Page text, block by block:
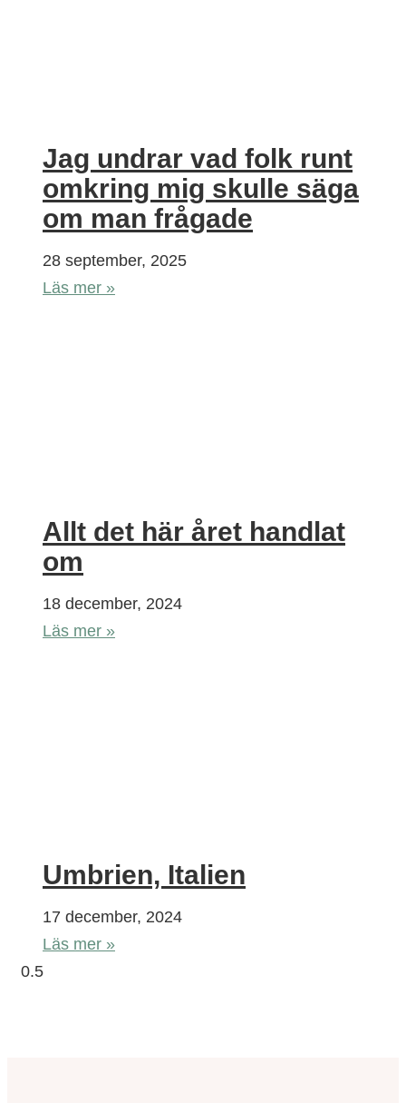
Jag undrar vad folk runt
omkring mig skulle säga
om man frågade
28 september, 2025
Läs mer »
Allt det här året handlat
om
18 december, 2024
Läs mer »
Umbrien, Italien
17 december, 2024
Läs mer »